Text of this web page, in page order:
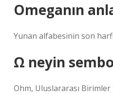
Omeganın
Yunan alfabesinin son
Ω neyin
Ohm, Uluslararası Birimler